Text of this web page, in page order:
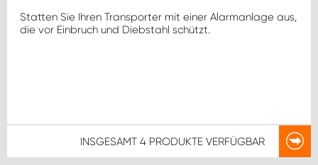
Statten Sie Ihren Transporter mit einer Alarmanlage aus,
die vor Einbruch und Diebstahl schützt.
INSGESAMT 4 PRODUKTE VERFÜGBAR